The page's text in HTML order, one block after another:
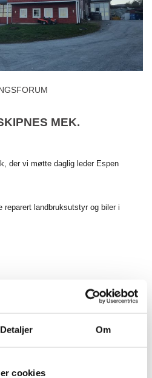
Detaljer Om
cookies
MEK.
der vi møtte daglig leder Espen
reparert landbruksutstyr og biler i
som skal starte hos oss i slutten